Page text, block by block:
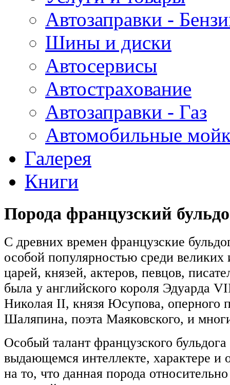
Автозаправки -
Шины и диски
Автосервисы
Автострахование
Автозаправки - Газ
Автомобильные
Галерея
Книги
Порода французский
С древних времен французские
особой популярностью среди
царей, князей, актеров, певцов,
была у английского короля Эдуарда
Николая II, князя Юсупова, оперного
Шаляпина, поэта Маяковского, и
Особый талант французского бульдога
выдающемся интеллекте, характере и
на то, что данная порода